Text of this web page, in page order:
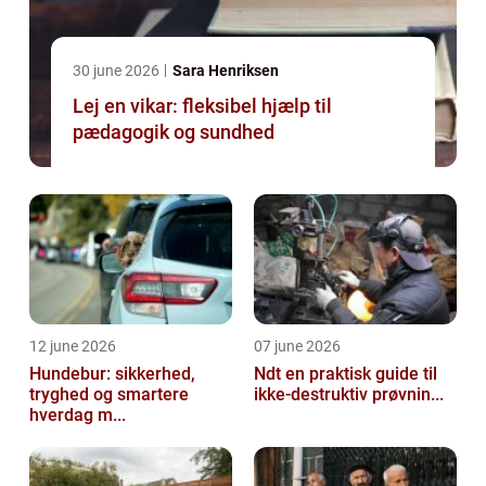
30 june 2026 Sara Henriksen
Lej en vikar: fleksibel hjælp til
pædagogik og sundhed
12 june 2026
Hundebur: sikkerhed,
tryghed og smartere
hverdag m...
07 june 2026
Ndt en praktisk guide til
ikke-destruktiv prøvnin...